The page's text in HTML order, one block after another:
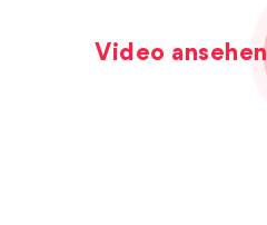
Video ansehen